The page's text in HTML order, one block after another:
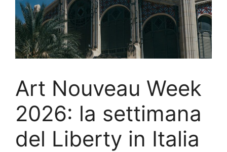
Art Nouveau Week
2026: la settimana
del Liberty in Italia